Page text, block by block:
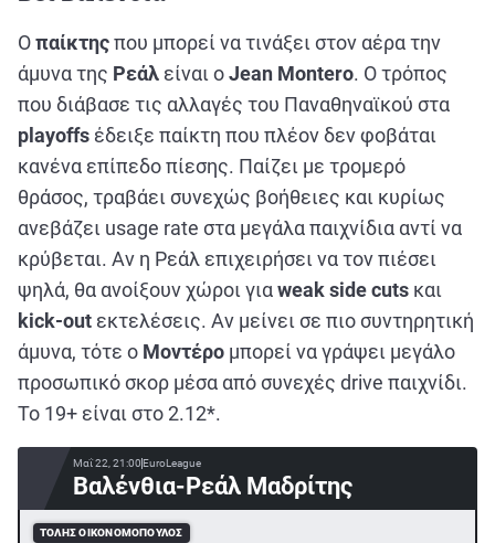
Οπαίκτηςπου μπορεί να τινάξει στον αέρα την
άμυνα της Ρεάλ είναι οJean Montero. Ο τρόπος
που διάβασε τις αλλαγές του Παναθηναϊκού στα
playoffs έδειξε παίκτη που πλέον δεν φοβάται
κανένα επίπεδο πίεσης. Παίζει με τρομερό
θράσος, τραβάει συνεχώς βοήθειες και κυρίως
ανεβάζει usage rate στα μεγάλα παιχνίδια αντί να
κρύβεται. Αν η Ρεάλ επιχειρήσει να τον πιέσει
ψηλά, θα ανοίξουν χώροι γιαweak side cuts και
kick-out εκτελέσεις. Αν μείνει σε πιο συντηρητική
άμυνα, τότε ο Μοντέρο μπορεί να γράψει μεγάλο
προσωπικό σκορ μέσα από συνεχές drive παιχνίδι.
Το 19+ είναι στο 2.12*.
Μαΐ 22, 21:00EuroLeague
Βαλένθια-Ρεάλ Μαδρίτης
ΤΌΛΗΣ ΟΙΚΟΝΟΜΌΠΟΥΛΟΣ